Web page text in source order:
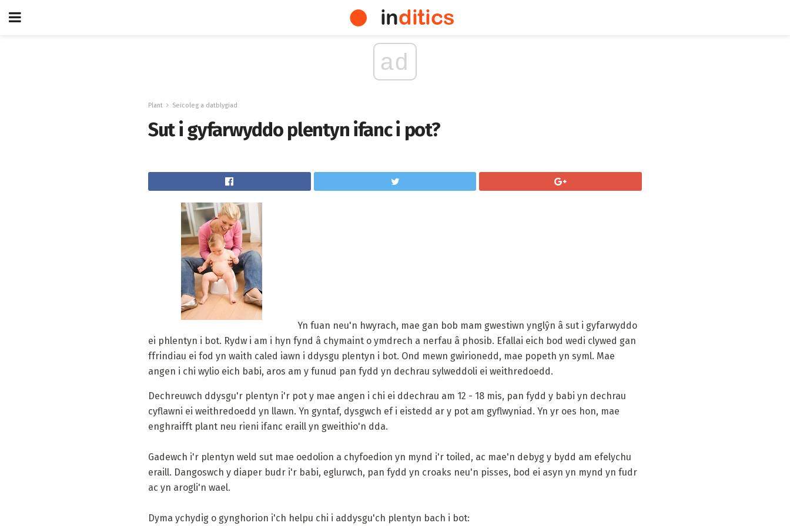
ad
Plant Seicoleg a datblygiad
Sut i gyfarwyddo plentyn ifanc i pot?
Yn fuan neu'n hwyrach, mae gan bob mam gwestiwn ynglŷn â sut i gyfarwyddo
ei phlentyn i bot. Rydw i am i hyn fynd â chymaint o ymdrech a nerfau â phosib. Efallai eich bod wedi clywed gan
ffrindiau ei fod yn waith caled iawn i ddysgu plentyn i bot. Ond mewn gwirionedd, mae popeth yn syml. Mae
angen i chi wylio eich babi, aros am y funud pan fydd yn dechrau sylweddoli ei weithredoedd.
Dechreuwch ddysgu'r plentyn i'r pot y mae angen i chi ei ddechrau am 12 - 18 mis, pan fydd y babi yn dechrau
cyflawni ei weithredoedd yn llawn. Yn gyntaf, dysgwch ef i eistedd ar y pot am gyflwyniad. Yn yr oes hon, mae
enghraifft plant neu rieni ifanc eraill yn gweithio'n dda.
Gadewch i'r plentyn weld sut mae oedolion a chyfoedion yn mynd i'r toiled, ac mae'n debyg y bydd am efelychu
eraill. Dangoswch y diaper budr i'r babi, eglurwch, pan fydd yn croaks neu'n pisses, bod ei asyn yn mynd yn fudr
ac yn arogli'n wael.
Dyma ychydig o gynghorion i'ch helpu chi i addysgu'ch plentyn bach i bot: